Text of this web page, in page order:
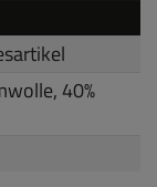
40%